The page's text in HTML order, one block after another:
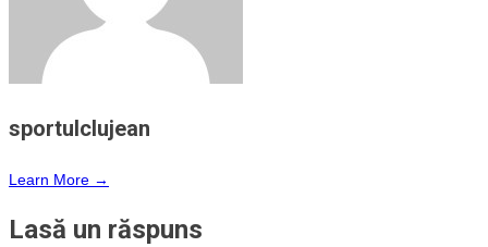
sportulclujean
Learn More →
Lasă un răspuns